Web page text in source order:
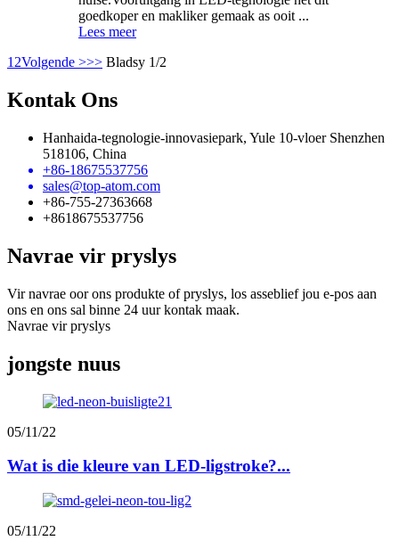
goedkoper en makliker gemaak as ooit ...
Lees meer
1 2Volgende >>> Bladsy 1/2
Kontak Ons
Hanhaida-tegnologie-innovasiepark, Yule 10-vloer Shenzhen
518106, China
+86-18675537756
sales@top-atom.com
+86-755-27363668
+8618675537756
Navrae vir pryslys
Vir navrae oor ons produkte of pryslys, los asseblief jou e-pos aan
ons en ons sal binne 24 uur kontak maak.
Navrae vir pryslys
jongste nuus
05/11/22
Wat is die kleure van LED-ligstroke?...
05/11/22